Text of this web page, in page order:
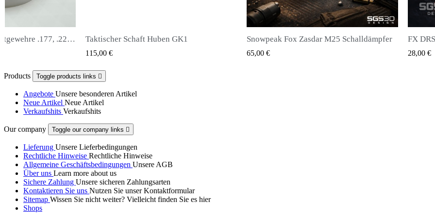
VIEWGK1 QUICK VIEW
Snowpeak Fox Zasdar M25 Schalldämpfer
65,00 €
QUICK VIEW FX DRS - Magazin für alle Arten von Kugeln
28,00 €
Products Toggle products links 
Angebote Unsere besonderen Artikel
Neue Artikel Neue Artikel
Verkaufshits Verkaufshits
Our company Toggle our company links 
Lieferung Unsere Lieferbedingungen
Rechtliche Hinweise Rechtliche Hinweise
Allgemeine Geschäftsbedingungen Unsere AGB
Über uns Learn more about us
Sichere Zahlung Unsere sicheren Zahlungsarten
Kontaktieren Sie uns Nutzen Sie unser Kontaktformular
Sitemap Wissen Sie nicht weiter? Vielleicht finden Sie es hier
Shops